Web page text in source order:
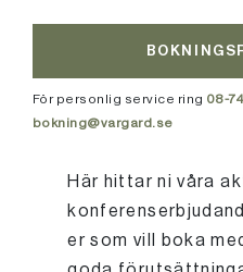
För personlig service ring 08-
bokning@vargard.se
Här hittar ni våra
er som vill boka